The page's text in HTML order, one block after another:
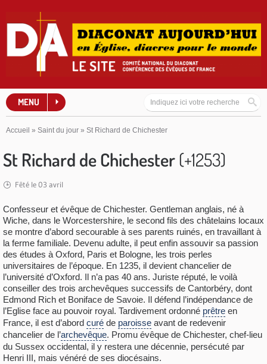
MENU
Accueil » Saint du jour » St Richard de Chichester
St Richard de Chichester(+1253)
Fêté le 03 avril
Confesseur et évêque de Chichester. Gentleman anglais, né à
Wiche, dans le Worcestershire, le second fils des châtelains locaux
se montre d’abord secourable à ses parents ruinés, en travaillant à
la ferme familiale. Devenu adulte, il peut enfin assouvir sa passion
des études à Oxford, Paris et Bologne, les trois perles
universitaires de l’époque. En 1235, il devient chancelier de
l’université d’Oxford. Il n’a pas 40 ans. Juriste réputé, le voilà
conseiller des trois archevêques successifs de Cantorbéry, dont
Edmond Rich et Boniface de Savoie. Il défend l’indépendance de
l’Eglise face au pouvoir royal. Tardivement ordonné prêtre en
France, il est d’abord curé de paroisse avant de redevenir
chancelier de l’archevêque. Promu évêque de Chichester, chef-lieu
du Sussex occidental, il y restera une décennie, persécuté par
Henri III, mais vénéré de ses diocésains.